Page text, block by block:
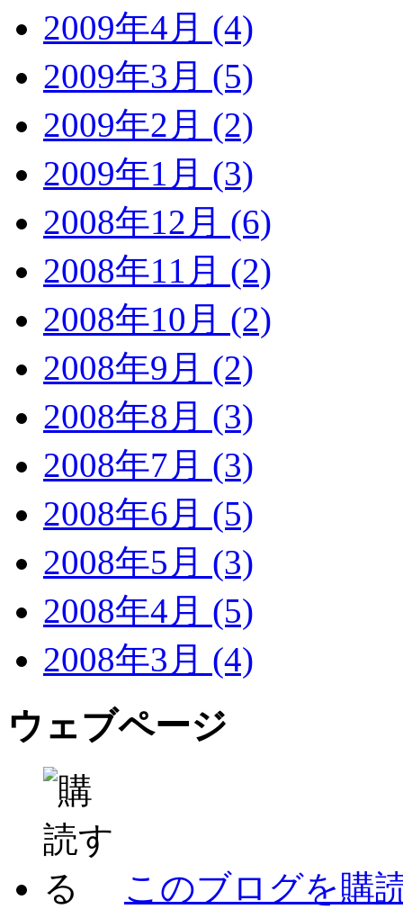
2009年4月 (4)
2009年3月 (5)
2009年2月 (2)
2009年1月 (3)
2008年12月 (6)
2008年11月 (2)
2008年10月 (2)
2008年9月 (2)
2008年8月 (3)
2008年7月 (3)
2008年6月 (5)
2008年5月 (3)
2008年4月 (5)
2008年3月 (4)
ウェブページ
このブログを購